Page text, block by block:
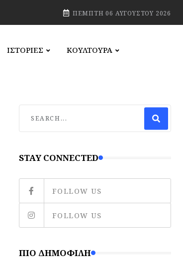
ΠΈΜΠΤΗ 06 ΑΥΓΟΎΣΤΟΥ 2026
ΙΣΤΟΡΙΕΣ ΚΟΥΛΤΟΥΡΑ
STAY CONNECTED
FOLLOW US
FOLLOW US
ΠΙΟ ΔΗΜΟΦΙΛΉ